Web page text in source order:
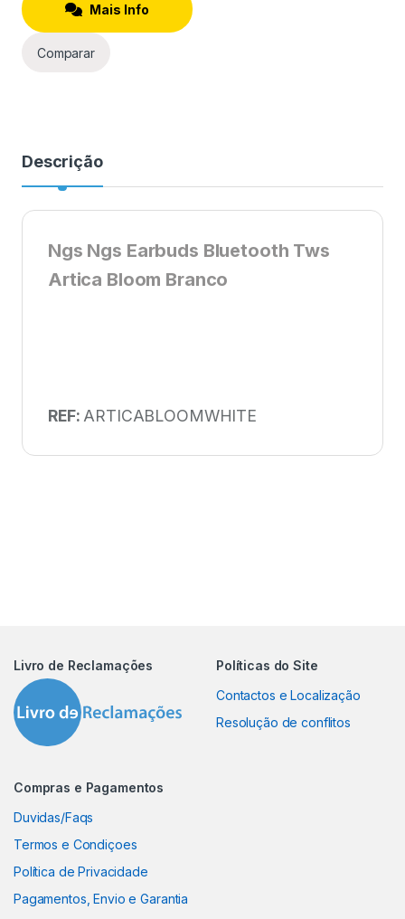
Mais Info
Comparar
Descrição
Ngs Ngs Earbuds Bluetooth Tws
Artica Bloom Branco
REF: ARTICABLOOMWHITE
Livro de Reclamações
Políticas do Site
Contactos e Localização
Resolução de conflitos
Compras e Pagamentos
Duvidas/Faqs
Termos e Condiçoes
Política de Privacidade
Pagamentos, Envio e Garantia